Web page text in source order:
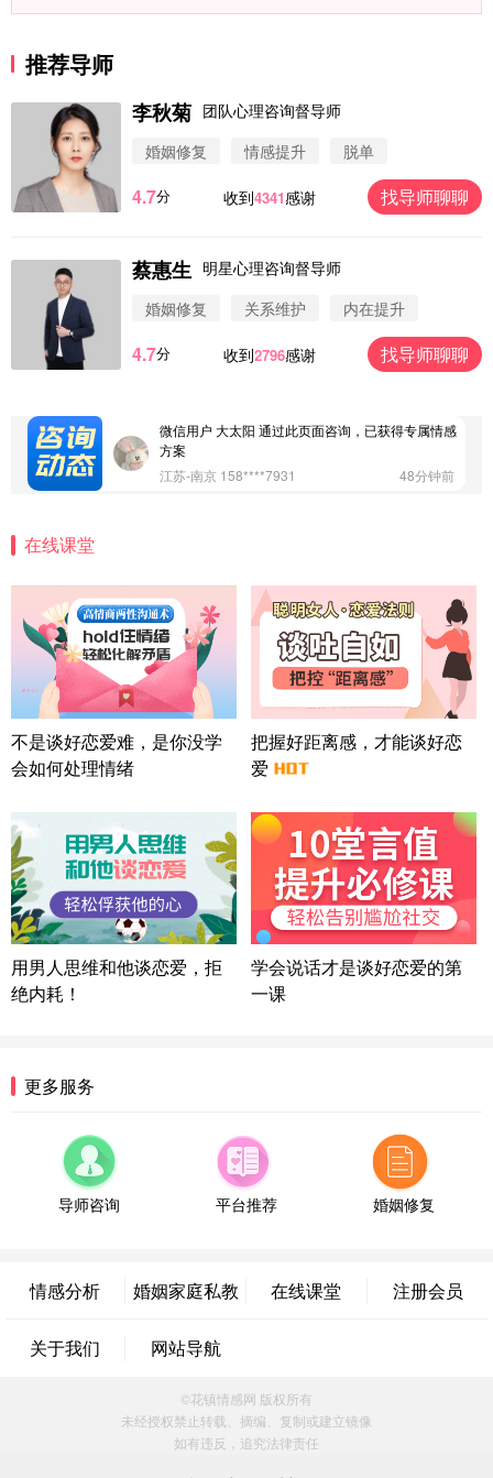
推荐导师
李秋菊 团队心理咨询督导师
婚姻修复
情感提升 脱单
4.7分 收到4341感谢 找导师聊聊
蔡惠生 明星心理咨询督导师
婚姻修复
关系维护 内在提升
4.7分 收到2796感谢 找导师聊聊
微信用户 圆圈 通过此页面咨询，已获得专属情感方
案
微信用户 Vnno 通过此页面咨询，已获得专属情感方
微信用户 大太阳 通过此页面咨询，已获得专属情感
方案
江苏-南京 158****7931
48分钟前
情感方案
北京-朝阳 151****3189
22分钟前
微信用户 巧?媚儿 通过此页面咨询，已获得专属情感
方案
上海-浦东 177****9074
56分钟前
微信用户 Liberty 通过此页面咨询，已获得专属情感
方案
广东-广州 188****5632
湖北-武汉 135****7410
41分钟前
微信用户 困困魚? 通过此页面咨询，已获得专属情感
方案
陕西-西安 139****6283
3分钟前
情感方案
浙江-宁波 150****8921
福建-厦门 159****4462
53分钟前
微信用户 凌乱小羊 通过此页面咨询，已获得专属情
辽宁-大连 176****2843
39分钟前
属情感方案
微信用户 墨笙 通过此页面咨询，已获得专属情感方
案
江苏-苏州 188****5187
在线课堂
不是谈好恋爱难，是你没学
会如何处理情绪
把握好距离感，才能谈好恋
爱
用男人思维和他谈恋爱，拒
绝内耗！
学会说话才是谈好恋爱的第
一课
更多服务
导师咨询 平台推荐 婚姻修复
情感分析 婚姻家庭私教 在线课堂 注册会员
关于我们 网站导航
©花镇情感网 版权所有
未经授权禁止转载、摘编、复制或建立镜像
如有违反，追究法律责任